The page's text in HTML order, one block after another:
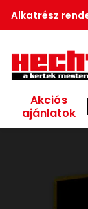
Alkatrész
Akciós
ajánlatok